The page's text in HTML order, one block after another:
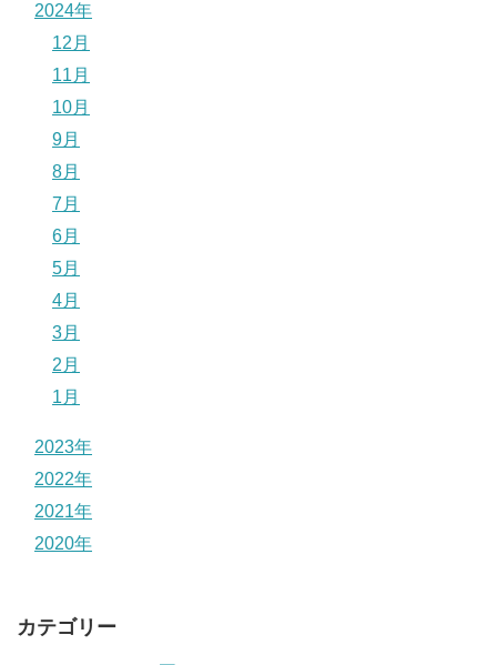
2024年
12月
11月
10月
9月
8月
7月
6月
5月
4月
3月
2月
1月
2023年
2022年
2021年
2020年
カテゴリー